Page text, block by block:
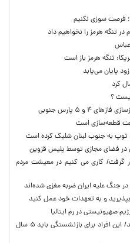
فرصت سوزی نکنیم
تنگه هرمز را نخواهیم داد
تنگه هرمز باز است
پایان می‌یابد
کرد
؟
۴ و ۵ پارس جنوبی
قطعه‌سازی است
در فضای مجازی توسط پلیس قزوین
گرفت/ کاری می کنیم در معیشت مردم
جنگ علیه ایران ضربه مغزی شده‌اند
و به تعهدات خود عمل کنید
صهیونیستی در رم ایتالیا
فوری؛ شرط جدید بازنشستگی اعلام شد/ این افراد برای بازنشستگی باید ۵ سال